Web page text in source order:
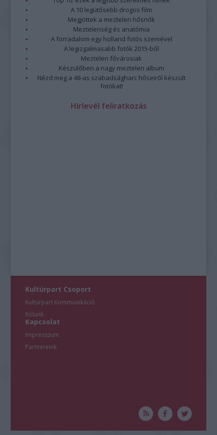
A 10 legütősebb drogos film
Megjöttek a meztelen hősnők
Meztelenség és anatómia
A forradalom egy holland fotós szemével
A legizgalmasabb fotók 2015-ből
Meztelen fővárosiak
Készülőben a nagy meztelen album
Nézd meg a 48-as szabadságharc hőseiről készült
fotókat!
Hírlevél feliratkozás
Kultúrpart Csoport
Kultúrpart Kommunikáció
Rólunk
Kapcsolat
Impresszum
Partnereink